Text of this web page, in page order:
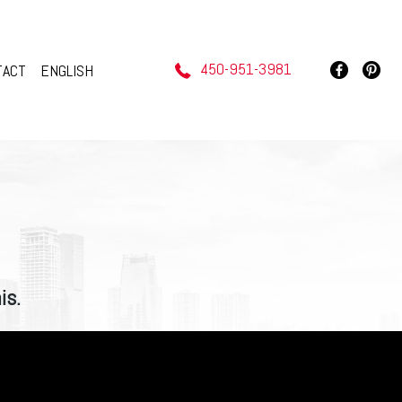
ENGLISH 450-951-3981